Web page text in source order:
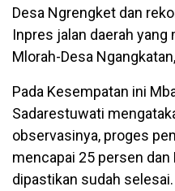
Desa Ngrengket dan
Inpres jalan daerah yang
Mlorah-Desa
Pada Kesempatan ini
Sadarestuwati
observasinya, proges
mencapai 25 persen
dipastikan sudah selesai.